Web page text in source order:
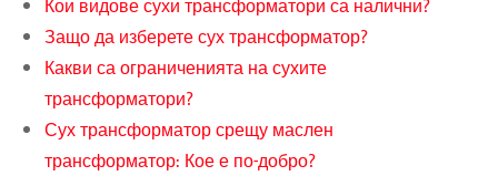
Кои видове сухи трансформатори са налични?
Защо да изберете сух трансформатор?
Какви са ограниченията на сухите
трансформатори?
Сух трансформатор срещу маслен
трансформатор: Кое е по-добро?